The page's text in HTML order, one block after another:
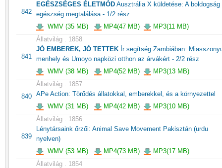
842
EGÉSZSÉGES ÉLETMÓD Ausztrália X küldetése: A boldogság
egészség megtalálása - 1/2 rész
WMV (35 MB)
MP4(47 MB) MP3(11 MB)
841
Állatvilág . 1858
JÓ EMBEREK, JÓ TETTEK Ír segítség Zambiában:
menhely és Umoyo napközi otthon az árvákért - 2/2 rész
WMV (38 MB)
MP4(52 MB) MP3(13 MB)
840
Állatvilág . 1857
APe Action: Törődés állatokkal, emberekkel, és a környezettel
WMV (31 MB)
MP4(42 MB) MP3(10 MB)
839
Állatvilág . 1856
Lénytársaink őrzői: Animal Save Movement Pakisztán (urdu
nyelven)
WMV (53 MB)
MP4(73 MB) MP3(17 MB)
Állatvilág . 1854